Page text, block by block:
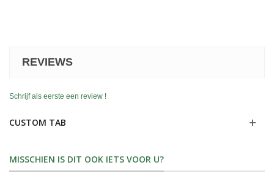
REVIEWS
Schrijf als eerste een review !
CUSTOM TAB
MISSCHIEN IS DIT OOK IETS VOOR U?